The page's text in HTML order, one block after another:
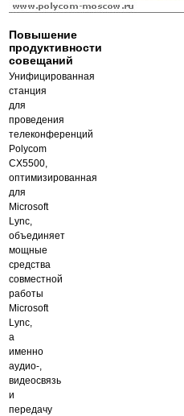
Повышение
продуктивности
совещаний
Унифицированная
станция
для
проведения
телеконференций
Polycom
CX5500,
оптимизированная
для
Microsoft
Lync,
объединяет
мощные
средства
совместной
работы
Microsoft
Lync,
а
именно
аудио-,
видеосвязь
и
передачу